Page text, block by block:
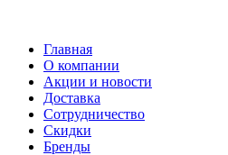
Главная
О компании
Акции и новости
Доставка
Сотрудничество
Скидки
Бренды